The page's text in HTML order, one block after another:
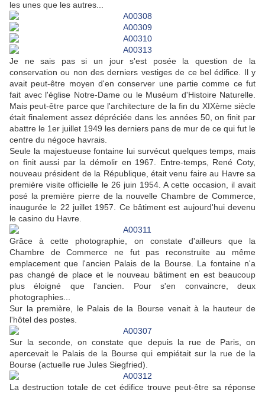
les unes que les autres...
Je ne sais pas si un jour s'est posée la question de la
conservation ou non des derniers vestiges de ce bel édifice. Il y
avait peut-être moyen d'en conserver une partie comme ce fut
fait avec l'église Notre-Dame ou le Muséum d'Histoire Naturelle.
Mais peut-être parce que l'architecture de la fin du XIXème siècle
était finalement assez dépréciée dans les années 50, on finit par
abattre le 1er juillet 1949 les derniers pans de mur de ce qui fut le
centre du négoce havrais.
Seule la majestueuse fontaine lui survécut quelques temps, mais
on finit aussi par la démolir en 1967. Entre-temps, René Coty,
nouveau président de la République, était venu faire au Havre sa
première visite officielle le 26 juin 1954. A cette occasion, il avait
posé la première pierre de la nouvelle Chambre de Commerce,
inaugurée le 22 juillet 1957. Ce bâtiment est aujourd'hui devenu
le casino du Havre.
Grâce à cette photographie, on constate d'ailleurs que la
Chambre de Commerce ne fut pas reconstruite au même
emplacement que l'ancien Palais de la Bourse. La fontaine n'a
pas changé de place et le nouveau bâtiment en est beaucoup
plus éloigné que l'ancien. Pour s'en convaincre, deux
photographies...
Sur la première, le Palais de la Bourse venait à la hauteur de
l'hôtel des postes.
Sur la seconde, on constate que depuis la rue de Paris, on
apercevait le Palais de la Bourse qui empiétait sur la rue de la
Bourse (actuelle rue Jules Siegfried).
La destruction totale de cet édifice trouve peut-être sa réponse